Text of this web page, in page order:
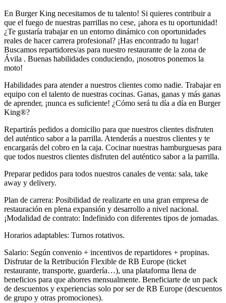
En Burger King necesitamos de tu talento! Si quieres contribuir a
que el fuego de nuestras parrillas no cese, ¡ahora es tu oportunidad!
¿Te gustaría trabajar en un entorno dinámico con oportunidades
reales de hacer carrera profesional? ¡Has encontrado tu lugar!
Buscamos repartidores/as para nuestro restaurante de la zona de
Ávila . Buenas habilidades conduciendo, ¡nosotros ponemos la
moto!
Habilidades para atender a nuestros clientes como nadie. Trabajar en
equipo con el talento de nuestras cocinas. Ganas, ganas y más ganas
de aprender, ¡nunca es suficiente! ¿Cómo será tu día a día en Burger
King®?
Repartirás pedidos a domicilio para que nuestros clientes disfruten
del auténtico sabor a la parrilla. Atenderás a nuestros clientes y te
encargarás del cobro en la caja. Cocinar nuestras hamburguesas para
que todos nuestros clientes disfruten del auténtico sabor a la parrilla.
Preparar pedidos para todos nuestros canales de venta: sala, take
away y delivery.
Plan de carrera: Posibilidad de realizarte en una gran empresa de
restauración en plena expansión y desarrollo a nivel nacional.
¡Modalidad de contrato: Indefinido con diferentes tipos de jornadas.
Horarios adaptables: Turnos rotativos.
Salario: Según convenio + incentivos de repartidores + propinas.
Disfrutar de la Retribución Flexible de RB Europe (ticket
restaurante, transporte, guardería…), una plataforma llena de
beneficios para que ahorres mensualmente. Beneficiarte de un pack
de descuentos y experiencias solo por ser de RB Europe (descuentos
de grupo y otras promociones).